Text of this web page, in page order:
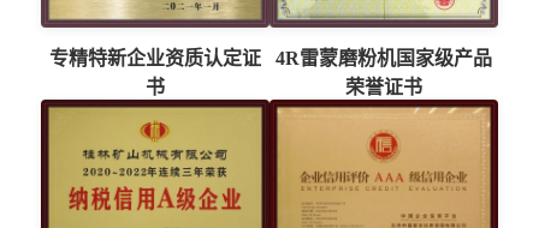
专精特新企业资质认定证
书
4R雷蒙磨粉机国家级产品
荣誉证书